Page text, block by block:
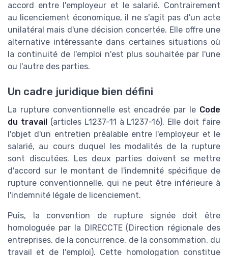
accord entre l'employeur et le salarié. Contrairement
au licenciement économique, il ne s'agit pas d'un acte
unilatéral mais d'une décision concertée. Elle offre une
alternative intéressante dans certaines situations où
la continuité de l'emploi n'est plus souhaitée par l'une
ou l'autre des parties.
Un cadre juridique bien défini
La rupture conventionnelle est encadrée par le Code
du travail(articles L1237-11 à L1237-16). Elle doit faire
l'objet d'un entretien préalable entre l'employeur et le
salarié, au cours duquel les modalités de la rupture
sont discutées. Les deux parties doivent se mettre
d'accord sur le montant de l'indemnité spécifique de
rupture conventionnelle, qui ne peut être inférieure à
l'indemnité légale de licenciement.
Puis, la convention de rupture signée doit être
homologuée par la DIRECCTE (Direction régionale des
entreprises, de la concurrence, de la consommation, du
travail et de l'emploi). Cette homologation constitue